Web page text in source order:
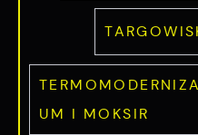
UM I MOKSIR